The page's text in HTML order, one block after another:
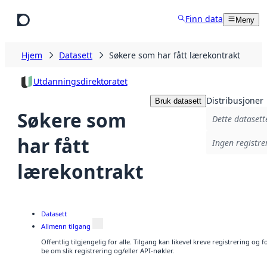
Finn data Meny
Hjem Datasett Søkere som har fått lærekontrakt
Utdanningsdirektoratet
Søkere som
har fått
lærekontrakt
Bruk datasett Distribusjoner
Dette
Ingen
Datasett
Allmenn tilgang
Offentlig tilgjengelig for alle. Tilgang kan likevel kreve registrering og
be om slik registrering og/eller API-nøkler.